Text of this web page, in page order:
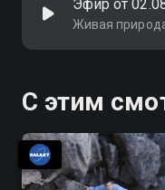
Эфир от
Живая
С этим